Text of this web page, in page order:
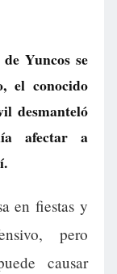
Yuncos se
el conocido
desmanteló
afectar a
en fiestas y
pero
causar